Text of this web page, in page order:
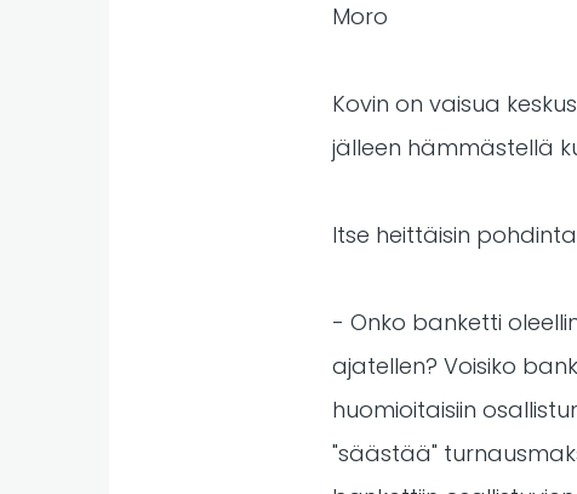
Moro
Kovin on vaisua
jälleen hämmästellä
Itse heittäisin
- Onko banketti
ajatellen? Voisiko
huomioitaisiin
"säästää"